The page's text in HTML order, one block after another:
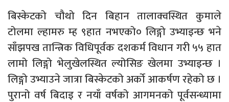
बिस्केटको चौथो दिन बिहान तालाक्वस्थित कुमाले
टोलमा ल्हामरु म्ह ९हात नभएको० लिङ्गो उभ्याइन्छ भने
साँझपख तान्त्रिक विधिपूर्वक दशकर्म विधान गरी ५५ हात
लामो लिङ्गो भेलुखेलस्थित ल्योसिङ खेलमा उभ्याइन्छ ।
लिङ्गो उभ्याउने जात्रा बिस्केटको अर्को आकर्षण रहेको छ ।
पुरानो वर्ष बिदाइ र नयाँ वर्षको आगमनको पूर्वसन्ध्यामा